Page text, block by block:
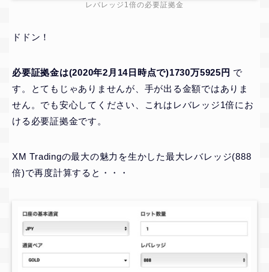
レバレッジ1倍の必要証拠金
ドドン！
必要証拠金は(2020年2月14日時点で)1730万5925円 で
す。とてもじゃありませんが、手が出る金額ではありま
せん。でも安心してください、これはレバレッジ1倍にお
ける必要証拠金です。
XM Tradingの最大の魅力を生かした最大レバレッジ(888
倍)で再度計算すると・・・